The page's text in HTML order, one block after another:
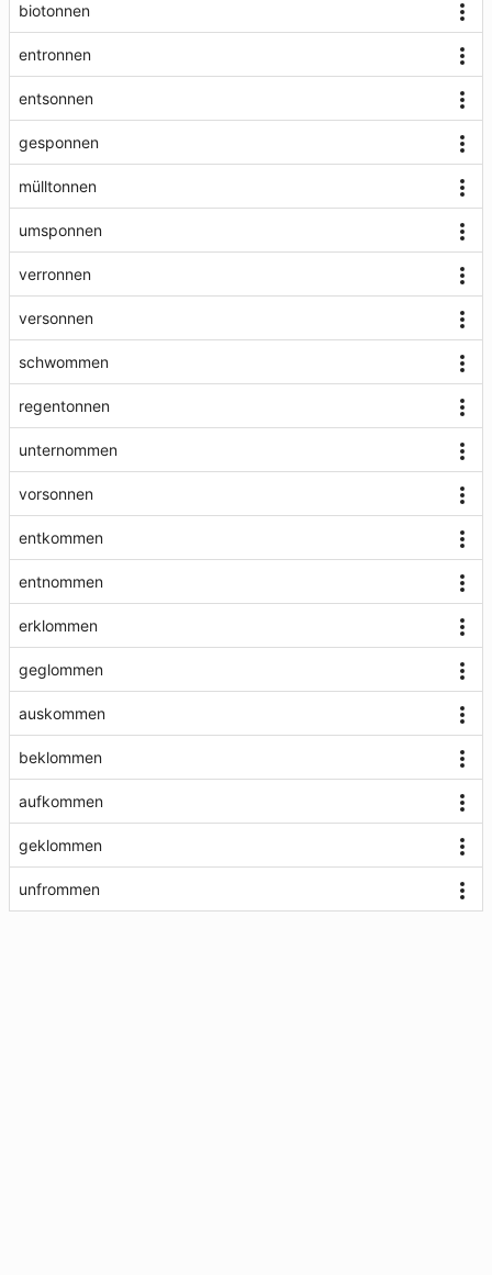
biotonnen
entronnen
entsonnen
gesponnen
mülltonnen
umsponnen
verronnen
versonnen
schwommen
regentonnen
unternommen
vorsonnen
entkommen
entnommen
erklommen
geglommen
auskommen
beklommen
aufkommen
geklommen
unfrommen